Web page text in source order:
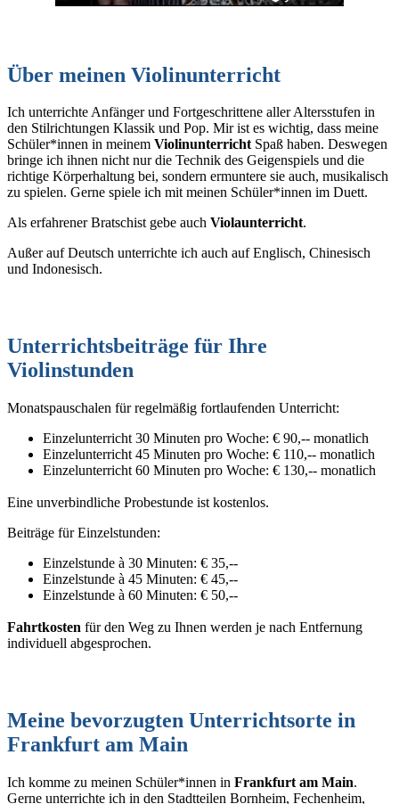
Über meinen Violinunterricht
Ich unterrichte Anfänger und Fortgeschrittene aller Altersstufen in
den Stilrichtungen Klassik und Pop. Mir ist es wichtig, dass meine
Schüler*innen in meinem ViolinunterrichtSpaß haben. Deswegen
bringe ich ihnen nicht nur die Technik des Geigenspiels und die
richtige Körperhaltung bei, sondern ermuntere sie auch, musikalisch
zu spielen. Gerne spiele ich mit meinen Schüler*innen im Duett.
Als erfahrener Bratschist gebe auch Violaunterricht.
Außer auf Deutsch unterrichte ich auch auf Englisch, Chinesisch
und Indonesisch.
Unterrichtsbeiträge für Ihre
Violinstunden
Monatspauschalen für regelmäßig fortlaufenden Unterricht:
Einzelunterricht 30 Minuten pro Woche: € 90,-- monatlich
Einzelunterricht 45 Minuten pro Woche: € 110,-- monatlich
Einzelunterricht 60 Minuten pro Woche: € 130,-- monatlich
Eine unverbindliche Probestunde ist kostenlos.
Beiträge für Einzelstunden:
Einzelstunde à 30 Minuten: € 35,--
Einzelstunde à 45 Minuten: € 45,--
Einzelstunde à 60 Minuten: € 50,--
Fahrtkosten für den Weg zu Ihnen werden je nach Entfernung
individuell abgesprochen.
Meine bevorzugten Unterrichtsorte in
Frankfurt am Main
Ich komme zu meinen Schüler*innen in Frankfurt am Main.
Gerne unterrichte ich in den Stadtteilen Bornheim, Fechenheim,